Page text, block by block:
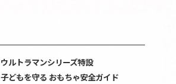
ウルトラマンシリーズ特設
子どもを守る おもちゃ安全ガイド